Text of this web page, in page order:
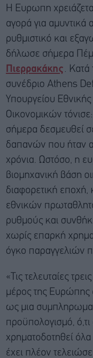
Η Ευρωπη
αγορά για αμυντικά
ρυθμιστικό και
δήλωσε σήμερα
Πιερρακάκης . Κατά
συνέδριο Athens
Υπουργείου
Οικονομικών
σήμερα δεσμευθεί
δαπανών που ήταν
χρόνια. Ωστόσο, η
βιομηχανική βάση
διαφορετική εποχή,
εθνικών
ρυθμούς και
χωρίς επαρκή
όγκο παραγγελιών
«Τις τελευταίες
μέρος της Ευρώπης
ως μια
προϋπολογισμό,
χρηματοδοτηθεί
έχει πλέον